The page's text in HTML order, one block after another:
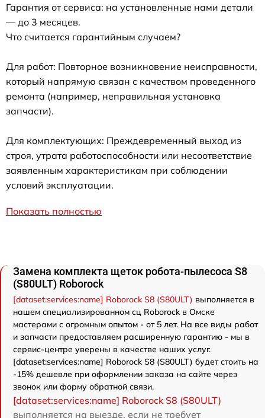
Гарантия от сервиса: на установленные нами детали
— до 3 месяцев.
Что считается гарантийным случаем?
Для работ: Повторное возникновение неисправности,
который напрямую связан с качеством проведенного
ремонта (например, неправильная установка
запчасти).
Для комплектующих: Преждевременный выход из
строя, утрата работоспособности или несоответствие
заявленным характеристикам при соблюдении
условий эксплуатации.
Показать полностью
Замена комплекта щеток робота-пылесоса S8
(S80ULT) Roborock
[dataset:services:name] Roborock S8 (S80ULT) выполняется в
нашем специализированном сц Roborock в Омске
мастерами с огромным опытом - от 5 лет. На все виды работ
и запчасти предоставляем расширенную гарантию - мы в
сервис-центре уверены в качестве наших услуг.
[dataset:services:name] Roborock S8 (S80ULT) будет стоить на
-15% дешевле при оформлении заказа на сайте через
звонок или форму обратной связи.
[dataset:services:name] Roborock S8 (S80ULT)
выполняется на выезде, если не требует